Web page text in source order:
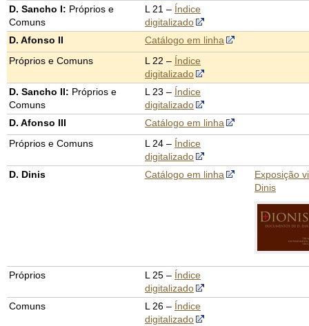
D. Sancho I: Próprios e
Comuns
L 21 – Índice
digitalizado
D. Afonso II
Catálogo em linha
Próprios e Comuns
L 22 – Índice
digitalizado
D. Sancho II: Próprios e
Comuns
L 23 – Índice
digitalizado
D. Afonso III
Catálogo em linha
Próprios e Comuns
L 24 – Índice
digitalizado
D. Dinis
Catálogo em linha
Exposição
Dinis
Próprios L 25 – Índice
digitalizado
Comuns
L 26 – Índice
digitalizado